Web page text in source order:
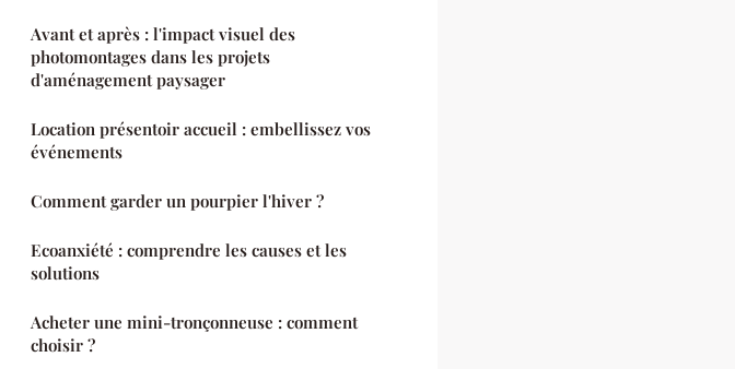
Avant et après : l'impact visuel des
photomontages dans les projets
d'aménagement paysager
Location présentoir accueil : embellissez vos
événements
Comment garder un pourpier l'hiver ?
Ecoanxiété : comprendre les causes et les
solutions
Acheter une mini-tronçonneuse : comment
choisir ?